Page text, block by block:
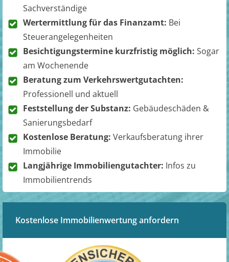
Sachverständige
Wertermittlung für das Finanzamt: Bei
Steuerangelegenheiten
Besichtigungstermine kurzfristig möglich: Sogar
am Wochenende
Beratung zum Verkehrswertgutachten:
Professionell und aktuell
Feststellung der Substanz: Gebäudeschäden &
Sanierungsbedarf
Kostenlose Beratung: Verkaufsberatung ihrer
Immobilie
Langjährige Immobiliengutachter: Infos zu
Immobilientrends
Kostenlose Immobilienwertung anfordern